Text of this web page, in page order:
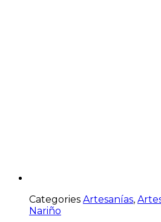
Categories Artesanías,
Nariño